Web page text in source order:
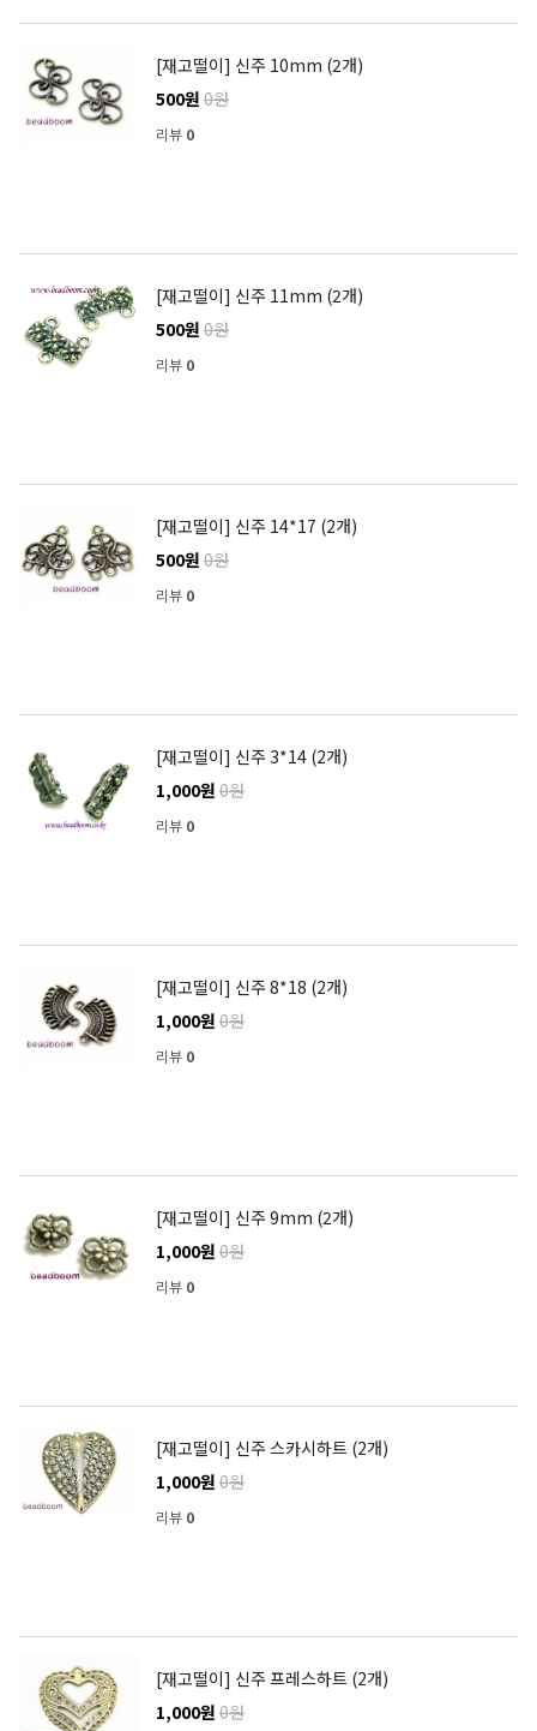
[재고떨이] 신주 10mm (2개)
500원 0원
리뷰 0
[재고떨이] 신주 11mm (2개)
500원 0원
리뷰 0
[재고떨이] 신주 14*17 (2개)
500원 0원
리뷰 0
[재고떨이] 신주 3*14 (2개)
1,000원 0원
리뷰 0
[재고떨이] 신주 8*18 (2개)
1,000원 0원
리뷰 0
[재고떨이] 신주 9mm (2개)
1,000원 0원
리뷰 0
[재고떨이] 신주 스카시하트 (2개)
1,000원 0원
리뷰 0
[재고떨이] 신주 프레스하트 (2개)
1,000원 0원